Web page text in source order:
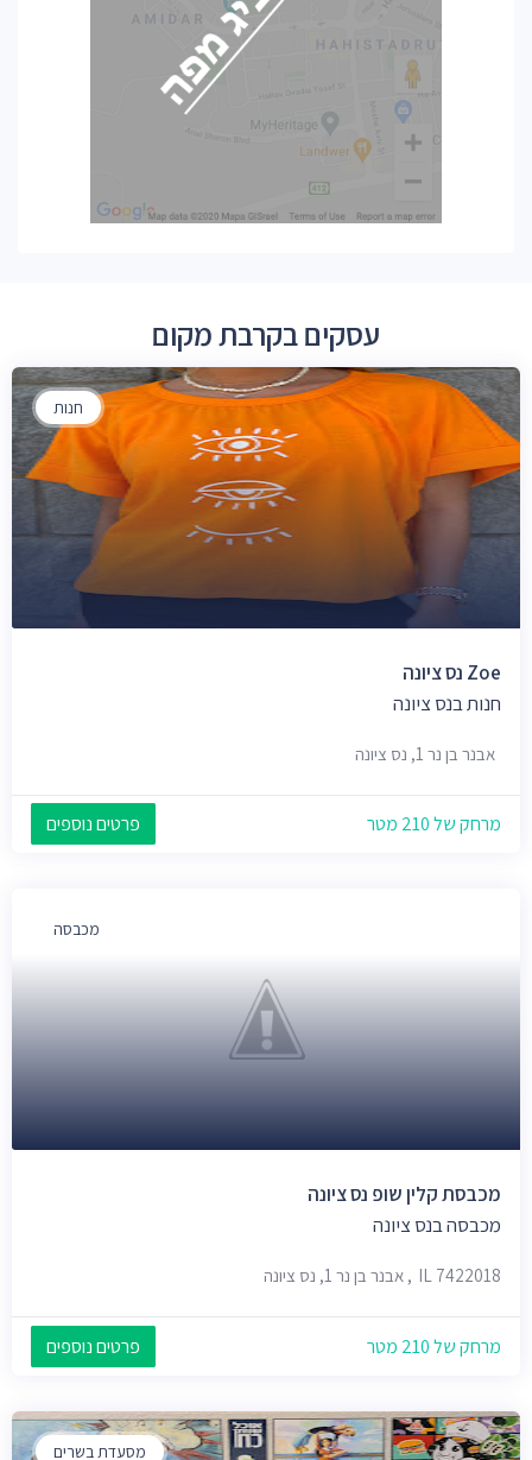
עסקים בקרבת מקום
חנות
Zoe נס ציונה
חנות בנס ציונה
אבנר בן נר 1, נס ציונה
מרחק של 210 מטר פרטים נוספים
מכבסה
מכבסת קלין שופ נס ציונה
מכבסה בנס ציונה
IL 7422018, אבנר בן נר 1, נס ציונה
מרחק של 210 מטר פרטים נוספים
מסעדת בשרים